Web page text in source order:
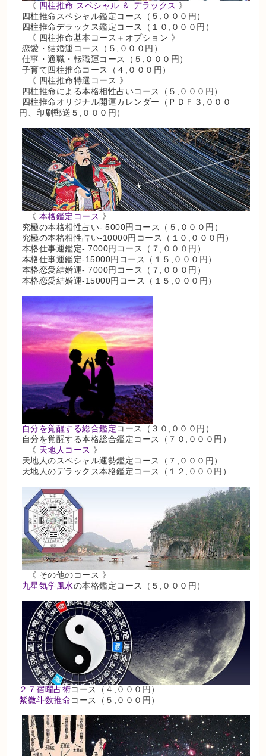
《 四柱推命 スペシャル ＆ デラックス 》
四柱推命スペシャル鑑定コース（５,０００円）
四柱推命デラックス鑑定コース（１０,０００円）
《 四柱推命基本コース＋オプション 》
恋愛・結婚運コース（５,０００円）
仕事・適職・転職運コース（５,０００円）
子育て四柱推命コース（４,０００円）
《 四柱推命特選コース 》
四柱推命による本格相性占いコース（５,０００円）
四柱推命オリジナル開運カレンダー（ＰＤＦ３,０００
円、印刷郵送５,０００円）
《 本格鑑定コース 》
究極の本格相性占い- 5000円コース（５,０００円）
究極の本格相性占い-10000円コース（１０,０００円）
本格仕事運鑑定- 7000円コース（７,０００円）
本格仕事運鑑定-15000円コース（１５,０００円）
本格恋愛結婚運- 7000円コース（７,０００円）
本格恋愛結婚運-15000円コース（１５,０００円）
自分を覚醒する総合鑑定コース（３０,０００円）
自分を覚醒する本格総合鑑定コース（７０,０００円）
《 天地人コース 》
天地人のスペシャル運勢鑑定コース（７,０００円）
天地人のデラックス本格鑑定コース（１２,０００円）
《 その他のコース 》
九星気学風水の本格鑑定コース（５,０００円）
２７宿曜占術コース（４,０００円）
紫微斗数推命コース（５,０００円）